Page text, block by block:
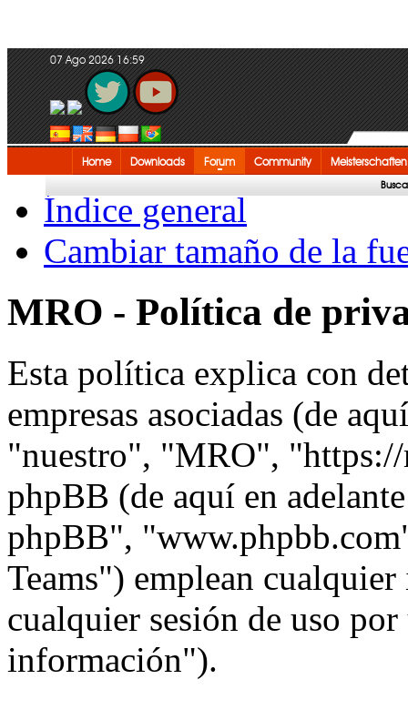
07 Ago 2026 16:59
Home Downloads Forum Community Meisterschaften
Índice general
Cambiar tamaño de la
MRO - Política de
Esta política explica con
empresas asociadas (de
"nuestro", "MRO",
phpBB (de aquí en
phpBB",
Teams") emplean
cualquier sesión de uso
información").